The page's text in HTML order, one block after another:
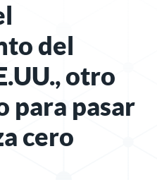
del
otro
para pasar
cero